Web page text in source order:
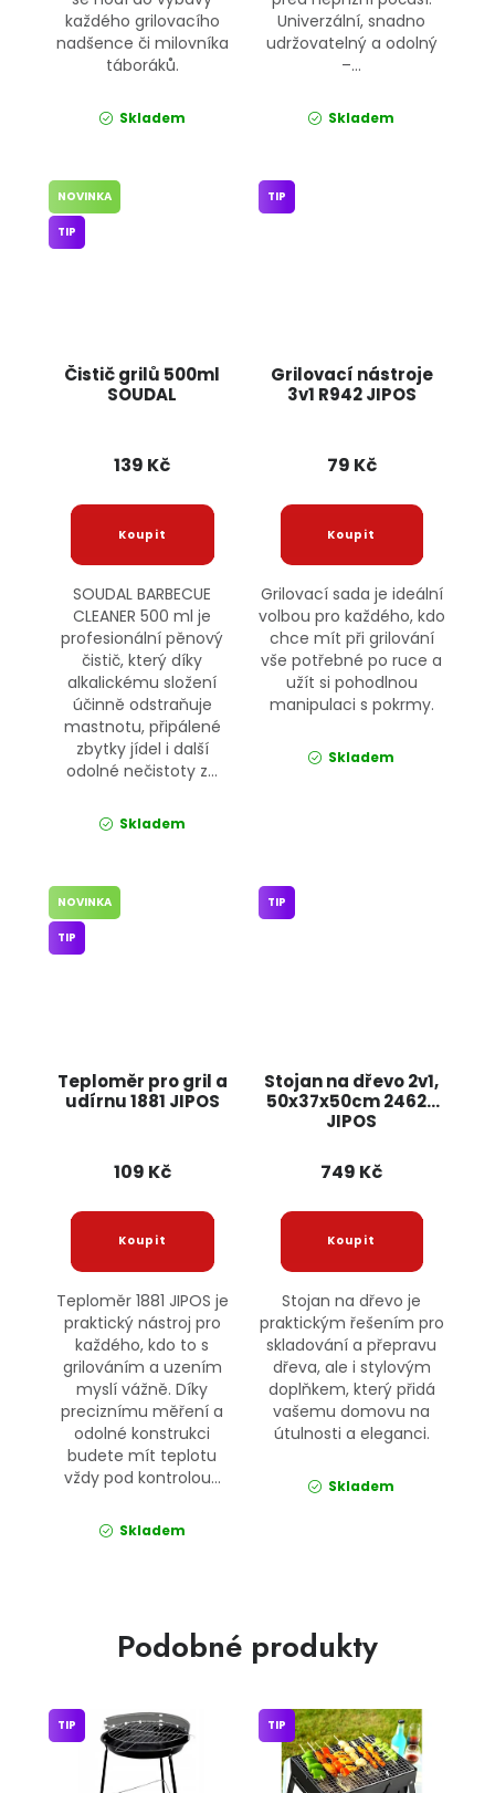
každého grilovacího
nadšence či milovníka
táboráků.
Skladem
Univerzální, snadno
udržovatelný a odolný
–...
Skladem
Čistič grilů 500ml
SOUDAL
NOVINKA
TIP
139 Kč
SOUDAL BARBECUE
CLEANER 500 ml je
profesionální pěnový
čistič, který díky
alkalickému složení
účinně odstraňuje
mastnotu, připálené
zbytky jídel i další
odolné nečistoty z...
Skladem
Grilovací nástroje
3v1 R942 JIPOS
TIP
79 Kč
Grilovací sada je ideální
volbou pro každého, kdo
chce mít při grilování
vše potřebné po ruce a
užít si pohodlnou
manipulaci s pokrmy.
Skladem
Teploměr pro gril a
udírnu 1881 JIPOS
NOVINKA
TIP
109 Kč
Teploměr 1881 JIPOS je
praktický nástroj pro
každého, kdo to s
grilováním a uzením
myslí vážně. Díky
preciznímu měření a
odolné konstrukci
budete mít teplotu
vždy pod kontrolou...
Skladem
Stojan na dřevo 2v1,
50x37x50cm 24628
JIPOS
TIP
749 Kč
Stojan na dřevo je
praktickým řešením pro
skladování a přepravu
dřeva, ale i stylovým
doplňkem, který přidá
vašemu domovu na
útulnosti a eleganci.
Skladem
Podobné produkty
TIP TIP